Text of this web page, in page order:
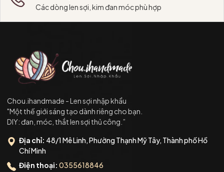
Các dòng len sợi, kim đan móc phù hợp
Chou.ihandmade - Len sợi nhập khẩu
"Một thế giới sáng tạo dành riêng cho bạn.
DIY: đan, móc, thắt len sợi thủ công.”
Địa chỉ: 48/1 Mê Linh, Phường Thạnh Mỹ Tây, Thành phố Hồ
Chí Minh
Điện thoại: 0355618846